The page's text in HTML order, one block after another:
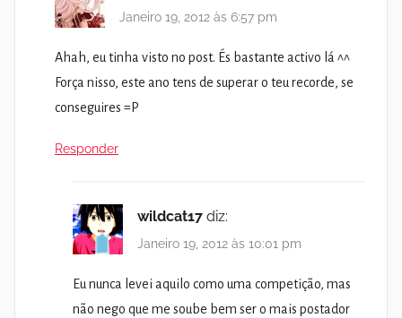
Janeiro 19, 2012 às 6:57 pm
Ahah, eu tinha visto no post. És bastante activo lá ^^
Força nisso, este ano tens de superar o teu recorde, se
conseguires =P
Responder
wildcat17 diz:
Janeiro 19, 2012 às 10:01 pm
Eu nunca levei aquilo como uma competição, mas
não nego que me soube bem ser o mais postador